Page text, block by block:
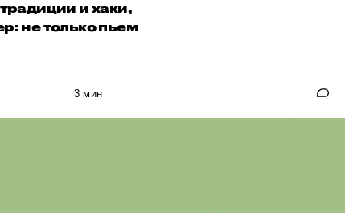
и хаки,
не только пьем
3 мин